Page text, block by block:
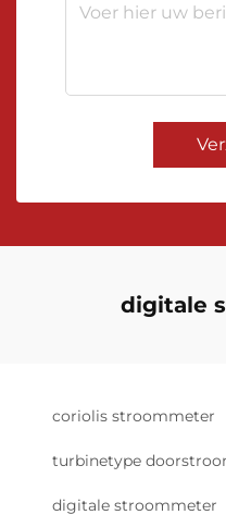
digitale
coriolis stroommeter
turbinetype
digitale stroommeter